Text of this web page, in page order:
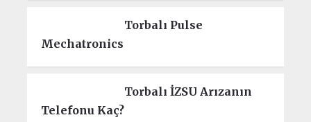
Torbalı Pulse
Mechatronics
Torbalı İZSU Arızanın
Telefonu Kaç?